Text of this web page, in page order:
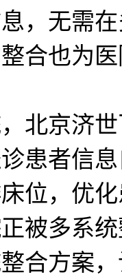
，无需
合也为
北京济
患者信
位，优
被多系
合方案